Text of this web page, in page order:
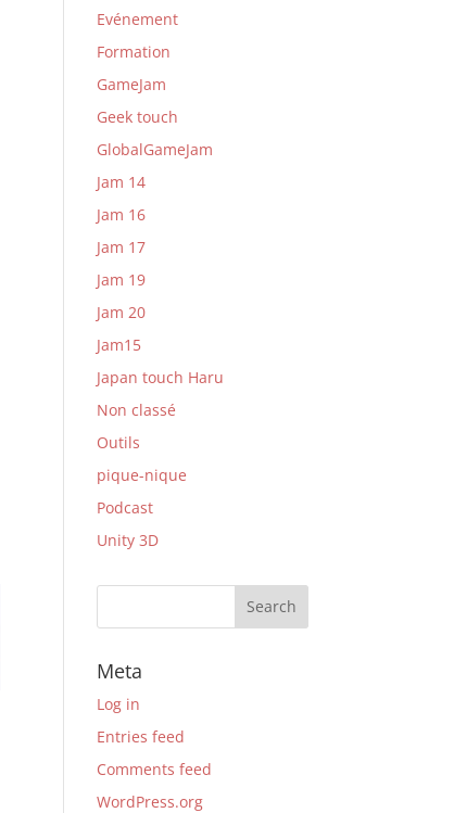
Evénement
Formation
GameJam
Geek touch
GlobalGameJam
Jam 14
Jam 16
Jam 17
Jam 19
Jam 20
Jam15
Japan touch Haru
Non classé
Outils
pique-nique
Podcast
Unity 3D
Meta
Log in
Entries feed
Comments feed
WordPress.org